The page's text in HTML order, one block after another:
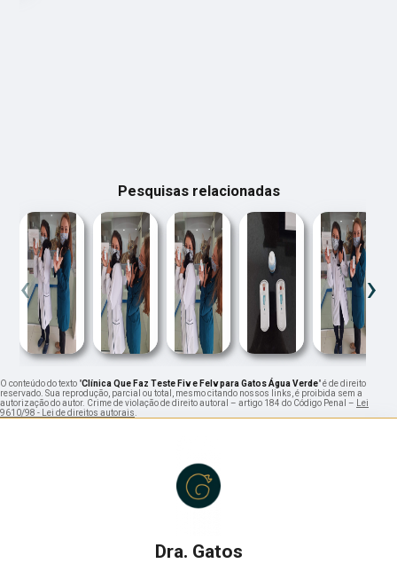
Pesquisas relacionadas
‹ ›
O conteúdo do texto "Clínica Que Faz Teste Fiv e Felv para Gatos Água Verde" é de direito
reservado. Sua reprodução, parcial ou total, mesmo citando nossos links, é proibida sem a
autorização do autor. Crime de violação de direito autoral – artigo 184 do Código Penal – Lei
9610/98 - Lei de direitos autorais.
Dra. Gatos